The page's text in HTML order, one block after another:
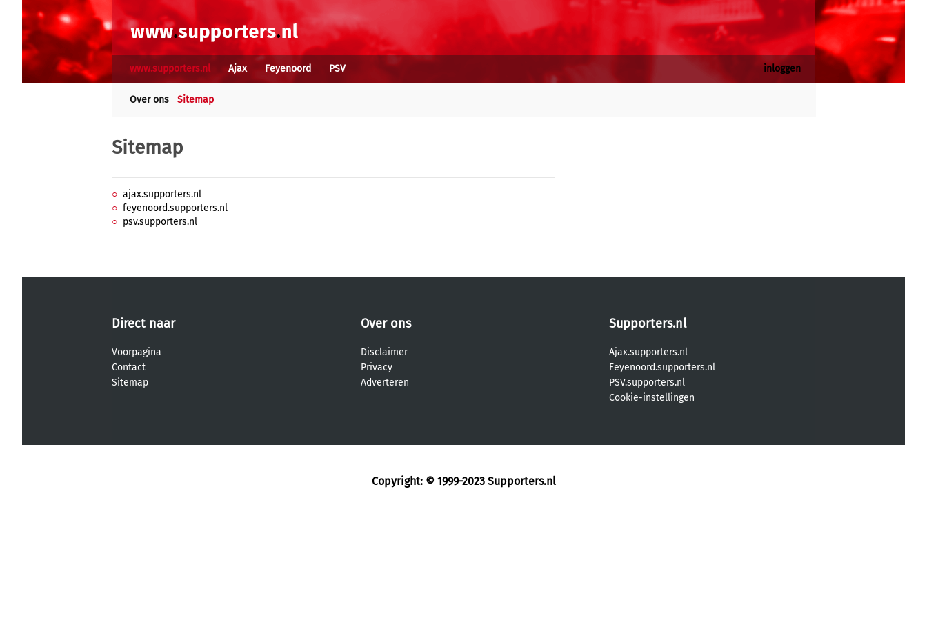
inloggen
www.supporters.nl Ajax Feyenoord PSV
Over ons Sitemap
Sitemap
ajax.supporters.nl
feyenoord.supporters.nl
psv.supporters.nl
Direct naar
Voorpagina
Contact
Sitemap
Over ons
Disclaimer
Privacy
Adverteren
Supporters.nl
Ajax.supporters.nl
Feyenoord.supporters.nl
PSV.supporters.nl
Cookie-instellingen
Copyright: © 1999-2023 Supporters.nl